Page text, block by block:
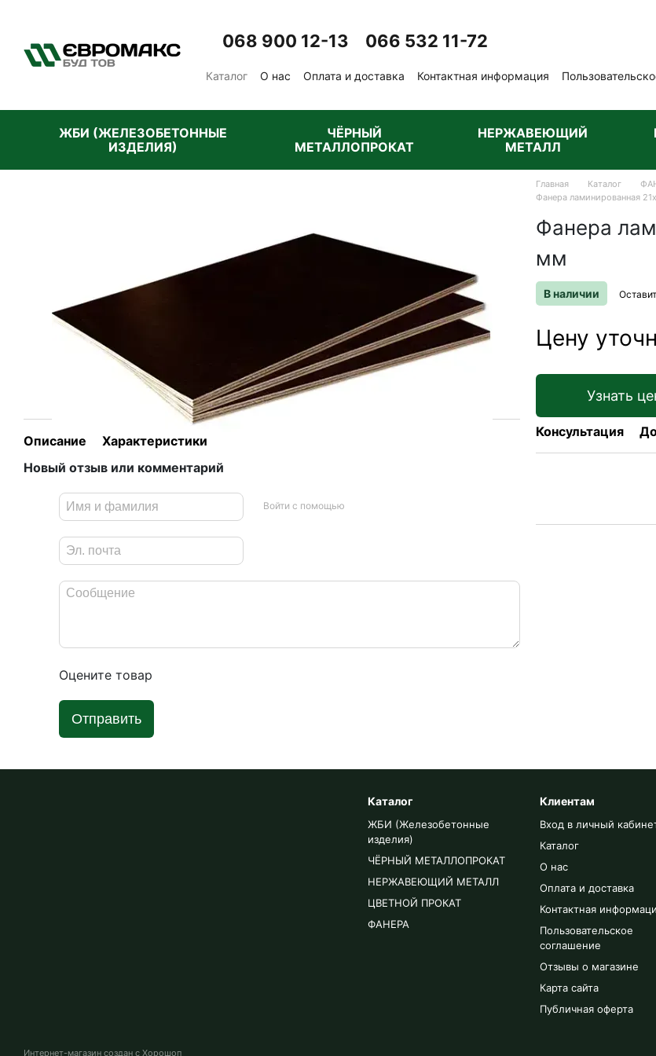
068 900 12-13 066 532 11-72
Каталог О нас Оплата и доставка Контактная информация
ЖБИ (ЖЕЛЕЗОБЕТОННЫЕ
ИЗДЕЛИЯ)
ЧЁРНЫЙ
МЕТАЛЛОПРОКАТ
НЕРЖАВЕЮЩИЙ
МЕТАЛЛ
Описание
Характеристики
Новый отзыв или комментарий
Войти с помощью
Оцените товар
Отправить
Главная Каталог
Фанера ламинированная
Фанера
мм
В наличии
Цену
Узнать
Консультация
Интернет-магазин создан с Хорошоп
Каталог
ЖБИ (Железобетонные
изделия)
ЧЁРНЫЙ МЕТАЛЛОПРОКАТ
НЕРЖАВЕЮЩИЙ МЕТАЛЛ
ЦВЕТНОЙ ПРОКАТ
ФАНЕРА
Клиентам
Вход в личный
Каталог
О нас
Оплата и доставка
Контактная
Пользовательское
соглашение
Отзывы о магазине
Карта сайта
Публичная оферта